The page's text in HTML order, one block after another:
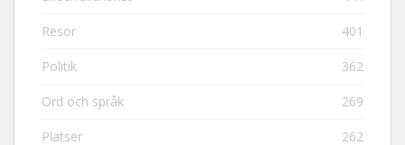
Resor 401
Politik 362
Ord och språk 269
Platser 262